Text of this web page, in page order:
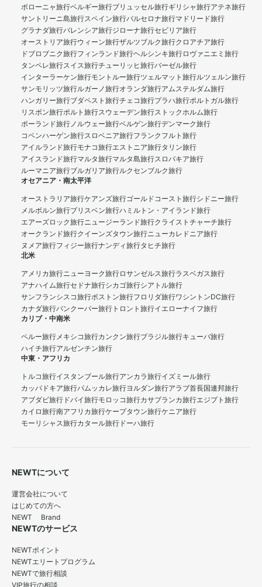
ボローニャ旅行ベルギー旅行ブリュッセル旅行ギリシャ旅行アテネ旅行
サントリーニ島旅行スペイン旅行バルセロナ旅行マドリード旅行
グラナダ旅行バレンシア旅行ジローナ旅行セビリア旅行
オーストリア旅行ウィーン旅行ザルツブルク旅行クロアチア旅行
ドブロブニク旅行フィンランド旅行ヘルシンキ旅行ロヴァニエミ旅行
タンペレ旅行スイス旅行チューリッヒ旅行バーゼル旅行
インターラーケン旅行モントルー旅行ツェルマット旅行ルツェルン旅行
サンモリッツ旅行ルガーノ旅行オランダ旅行アムステルダム旅行
ハンガリー旅行ブダペスト旅行チェコ旅行プラハ旅行ポルトガル旅行
リスボン旅行ポルト旅行スウェーデン旅行ストックホルム旅行
ポーランド旅行ノルウェー旅行ベルゲン旅行デンマーク旅行
コペンハーゲン旅行スロベニア旅行フランクフルト旅行
アイルランド旅行モナコ旅行エストニア旅行タリン旅行
アイスランド旅行マルタ旅行マルタ島旅行スロバキア旅行
ルーマニア旅行ブルガリア旅行ルクセンブルク旅行
オセアニア・南太平洋
オーストラリア旅行ケアンズ旅行ゴールドコースト旅行シドニー旅行
メルボルン旅行ブリスベン旅行ハミルトン・アイランド旅行
エアーズロック旅行ニュージーランド旅行クライストチャーチ旅行
オークランド旅行クイーンズタウン旅行ニューカレドニア旅行
ヌメア旅行フィジー旅行ナンディ旅行タヒチ旅行
北米
アメリカ旅行ニューヨーク旅行ロサンゼルス旅行ラスベガス旅行
アナハイム旅行セドナ旅行シカゴ旅行シアトル旅行
サンフランシスコ旅行ボストン旅行フロリダ旅行ワシントンDC旅行
カナダ旅行バンクーバー旅行 トロント旅行イエローナイフ旅行
カリブ・中南米
ペルー旅行メキシコ旅行カンクン旅行ブラジル旅行キューバ旅行
ハイチ旅行アルゼンチン旅行
中東・アフリカ
トルコ旅行イスタンブール旅行アンカラ旅行イズミール旅行
カッパドキア旅行パムッカレ旅行ヨルダン旅行アラブ首長国連邦旅行
アブダビ旅行 ドバイ旅行モロッコ旅行カサブランカ旅行エジプト旅行
カイロ旅行南アフリカ旅行ケープタウン旅行ケニア旅行
モーリシャス旅行カタール旅行 ドーハ旅行
NEWTについて
運営会社について
はじめての方へ
NEWT Brand
NEWTのサービス
NEWTポイント
NEWTエリートプログラム
NEWTで旅行相談
VIP旅行の相談